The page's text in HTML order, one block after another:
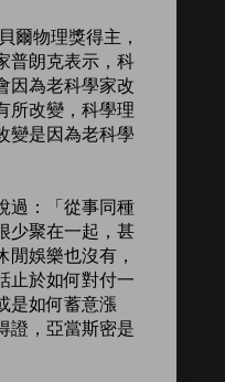
爾物理獎得主，
普朗克表示，科
因為老科學家改
所改變，科學理
變是因為老科學
過：「從事同種
少聚在一起，甚
閒娛樂也沒有，
止於如何對付一
是如何蓄意漲
證，亞當斯密是